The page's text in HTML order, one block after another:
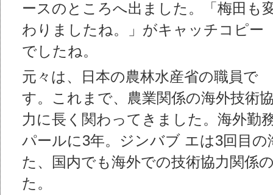
ースのところへ出ました。「梅田も
わりましたね。」がキャッチコピー
でしたね。
元々は、日本の農林水産省の職員で
す。これまで、農業関係の海外技術
力に長く関わってきました。海外勤
パールに3年。ジンバブ エは3回目
た、国内でも海外での技術協力関係
た。